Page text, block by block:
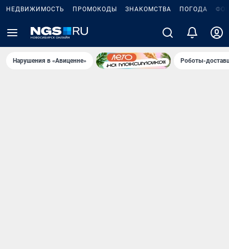
НЕДВИЖИМОСТЬ ПРОМОКОДЫ ЗНАКОМСТВА ПОГОДА
Нарушения в «Авиценне» Роботы-